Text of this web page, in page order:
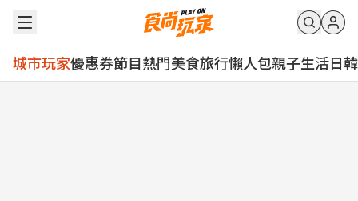
城市玩家優惠券節目熱門美食旅行懶人包親子生活日韓